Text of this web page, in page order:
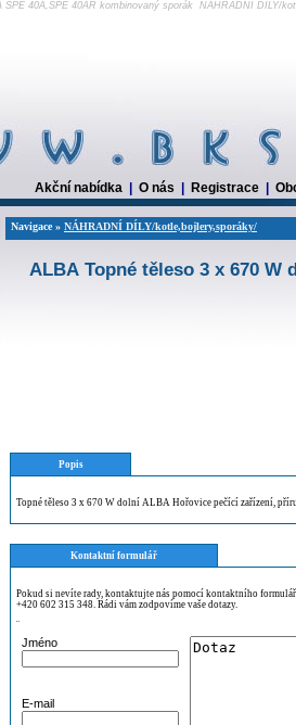
SPE 40A,SPE 40AR kombinovaný sporák NÁHRADNÍ DÍLY/
Akční nabídka O nás Registrace
Navigace » NÁHRADNÍ DÍLY/kotle,bojlery,sporáky/
ALBA Topné těleso 3 x 670 W
Popis
Topné těleso 3 x 670 W dolní ALBA Hořovice pečící zařízení,
Kontaktní formulář
Pokud si nevíte rady, kontaktujte nás pomocí kontaktního
+420 602 315 348. Rádi vám zodpovíme vaše dotazy.
¨
Jméno
E-mail